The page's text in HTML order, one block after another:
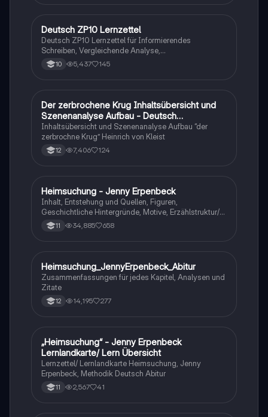
Deutsch
Deutsch ZP10 Lernzettel
Deutsch ZP10 Lernzettel für Informierendes
Schreiben, Vergleichende Analyse,
Sachtexte/Roman/Gedicht..
10 5,437 145
Deutsch
Der zerbrochene Krug Inhaltsübersicht und
Szenenanalyse Aufbau - Deutsch
Q1/Q2/Abitur
Inhaltsübersicht und Szenenanalyse Aufbau “der
zerbrochne Krug” Heinrich von Kleist
12 7,406 124
Deutsch
Heimsuchung - Jenny Erpenbeck
Inhalt, Entstehung und Quellen, Figuren,
Geschichtliche Hintergründe, Motive, Erzählstruktur/-
stil 11 34,885 658
Deutsch
Heimsuchung_JennyErpenbeck_Abitur
Zusammenfassungen für jedes Kapitel, Analysen und
Zitate
12 14,195 277
Deutsch
„Heimsuchung“ - Jenny Erpenbeck
Lernlandkarte/ Lern Übersicht
Lernzettel/ Lernlandkarte Heimsuchung, Jenny
Erpenbeck, Methodik Deutsch Abitur
11 2,567 41